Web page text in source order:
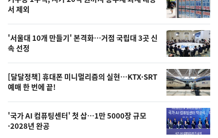
신,
오
늘
의
영
상
오
뉴
스
서 제외
'서울대 10개 만들기' 본격화…거점 국립대 3곳 신
속 선정
[달달정책] 휴대폰 미니멀리즘의 실현…KTX·SRT
예매 한 번에 끝!
'국가 AI 컴퓨팅센터' 첫 삽…1만 5000장 규모
·2028년 완공